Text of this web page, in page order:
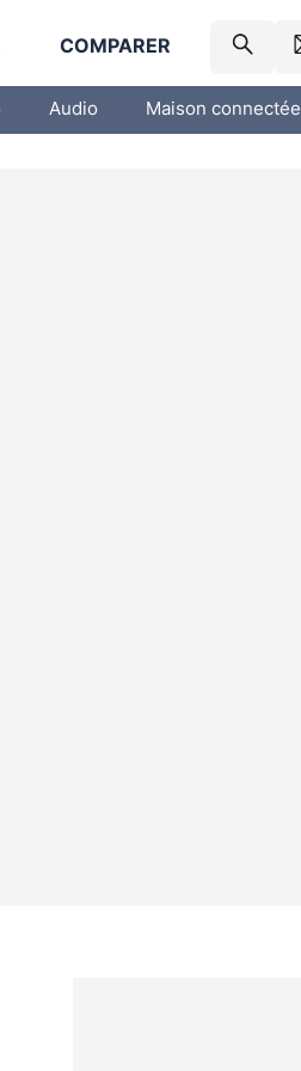
COMPARER
Audio Maison connectée